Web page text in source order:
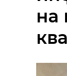
на